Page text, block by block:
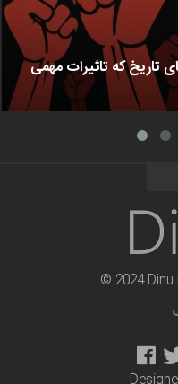
تاریخ که تاثیرات مهمی
© 2024